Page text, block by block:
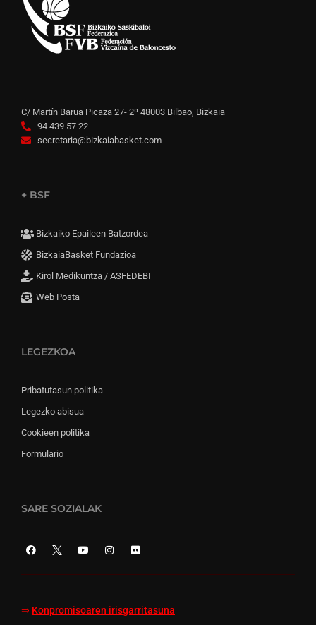
C/ Martín Barua Picaza 27- 2º 48003 Bilbao, Bizkaia
94 439 57 22
secretaria@bizkaiabasket.com
+ BSF
Bizkaiko Epaileen Batzordea
BizkaiaBasket Fundazioa
Kirol Medikuntza / ASFEDEBI
Web Posta
LEGEZKOA
Pribatutasun politika
Legezko abisua
Cookieen politika
Formulario
SARE SOZIALAK
⇒ Konpromisoaren irisgarritasuna